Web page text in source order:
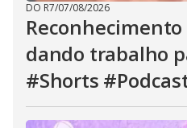
DO R7/07/08/2026
dando trabalho
#Shorts